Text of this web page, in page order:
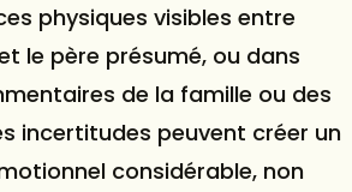
physiques visibles entre
le père présumé, ou dans
de la famille ou des
incertitudes peuvent créer un
considérable, non